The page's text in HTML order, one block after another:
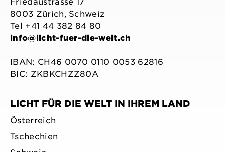
8003 Zürich, Schweiz
Tel +41 44 382 84 80
info@licht-fuer-die-welt.ch
IBAN: CH46 0070 0110 0053 62816
BIC: ZKBKCHZZ80A
LICHT FÜR DIE WELT IN IHREM LAND
Österreich
Tschechien